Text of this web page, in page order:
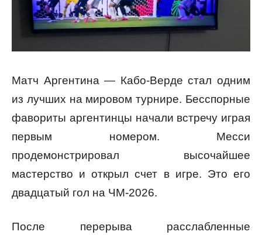
Матч Аргентина — Кабо-Верде стал одним
из лучших на мировом турнире. Бесспорные
фавориты аргентинцы начали встречу играя
первым номером. Месси
продемонстрировал высочайшее
мастерство и открыл счет в игре. Это его
двадцатый гол на ЧМ-2026.
После перерыва расслабленные